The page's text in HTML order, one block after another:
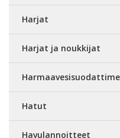
Harjat
Harjat ja noukkijat
Hatut
Havulannoitteet